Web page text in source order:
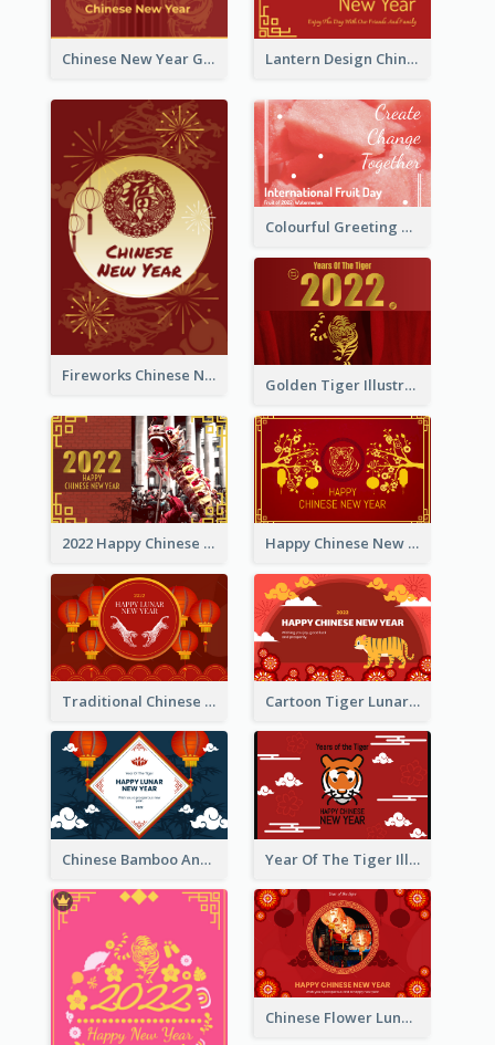
Chinese New Year Greeting Card With Dragon Decorations Lantern Design Chinese New Year Greeting Card
Fireworks Chinese New Year Greeting Card
Colourful Greeting Card For International Fruit Day 2021
Golden Tiger Illustration Chinese New Year Greeting Card
2022 Happy Chinese New Year Greeting Card With Photo Happy Chinese New Year Greeting Card With Chinese Tree Illustration
Traditional Chinese New Year Celebration Greeting Card Cartoon Tiger Lunar New Year Greeting Card
Chinese Bamboo And Lanterns New Year Greeting Card Year Of The Tiger Illustration Chinese New Year Greeting Card
Chinese Flower Lunar New Year Greeting Card